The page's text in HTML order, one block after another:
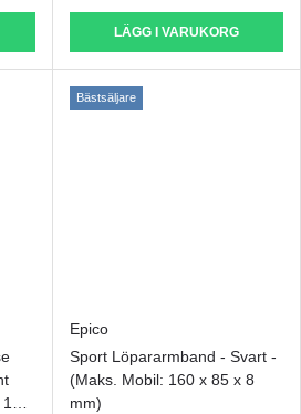
LÄGG I VARUKORG
Bästsäljare
Epico
Sport Löpararmband - Svart -
(Maks. Mobil: 160 x 85 x 8
mm)